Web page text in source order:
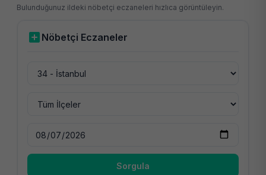
Bulunduğunuz ildeki nöbetçi eczaneleri hızlıca görüntüleyin.